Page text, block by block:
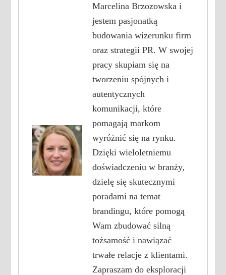
Marcelina Brzozowska i
jestem pasjonatką
budowania wizerunku firm
oraz strategii PR. W swojej
pracy skupiam się na
tworzeniu spójnych i
autentycznych
komunikacji, które
pomagają markom
wyróżnić się na rynku.
Dzięki wieloletniemu
doświadczeniu w branży,
dzielę się skutecznymi
poradami na temat
brandingu, które pomogą
Wam zbudować silną
tożsamość i nawiązać
trwałe relacje z klientami.
Zapraszam do eksploracji